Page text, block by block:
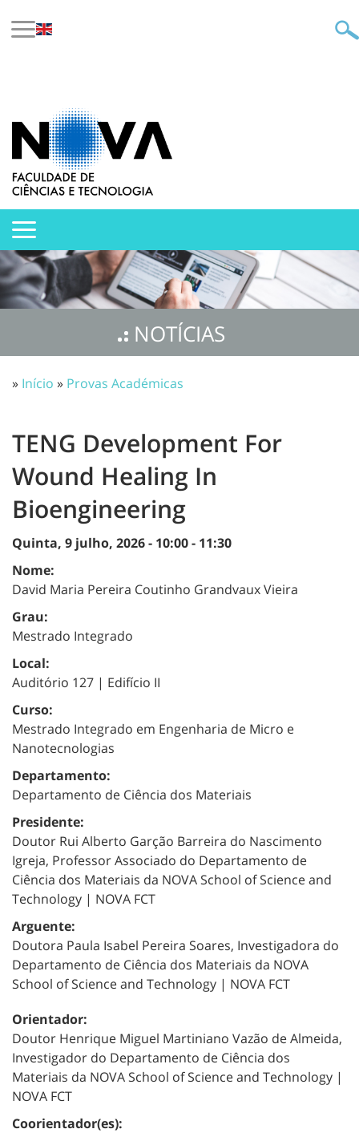
NOTÍCIAS
» Início » Provas Académicas
TENG Development For
Wound Healing In
Bioengineering
Quinta, 9 julho, 2026 - 10:00- 11:30
Nome:
David Maria Pereira Coutinho Grandvaux Vieira
Grau:
Mestrado Integrado
Local:
Auditório 127 | Edifício II
Curso:
Mestrado Integrado em Engenharia de Micro e
Nanotecnologias
Departamento:
Departamento de Ciência dos Materiais
Presidente:
Doutor Rui Alberto Garção Barreira do Nascimento
Igreja, Professor Associado do Departamento de
Ciência dos Materiais da NOVA School of Science and
Technology | NOVA FCT
Arguente:
Doutora Paula Isabel Pereira Soares, Investigadora do
Departamento de Ciência dos Materiais da NOVA
School of Science and Technology | NOVA FCT
Orientador:
Doutor Henrique Miguel Martiniano Vazão de Almeida,
Investigador do Departamento de Ciência dos
Materiais da NOVA School of Science and Technology |
NOVA FCT
Coorientador(es):